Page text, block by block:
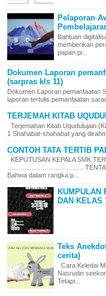
Pelaporan
Bantuan
memberikan
papan pi...
Dokumen Laporan
(sarpras kls 11)
Dokumen Laporan
laporan tertulis pemanfaatan
TERJEMAH KITAB
Terjemahan Kitab Uqudulujain
1 Shahabat-shahabat yang
CONTOH TATA TERTIB
KEPUTUSAN KEPALA SMK
…………………………….. TENTANG
Bahwa dalam rangka p...
KUMPULAN
DAN KELAS
Teks
cerita)
Cara Keledai
Nasrudin
Tetapi...